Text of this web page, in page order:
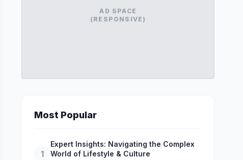
AD SPACE
(RESPONSIVE)
Most Popular
1
Expert Insights: Navigating the Complex
World of Lifestyle & Culture